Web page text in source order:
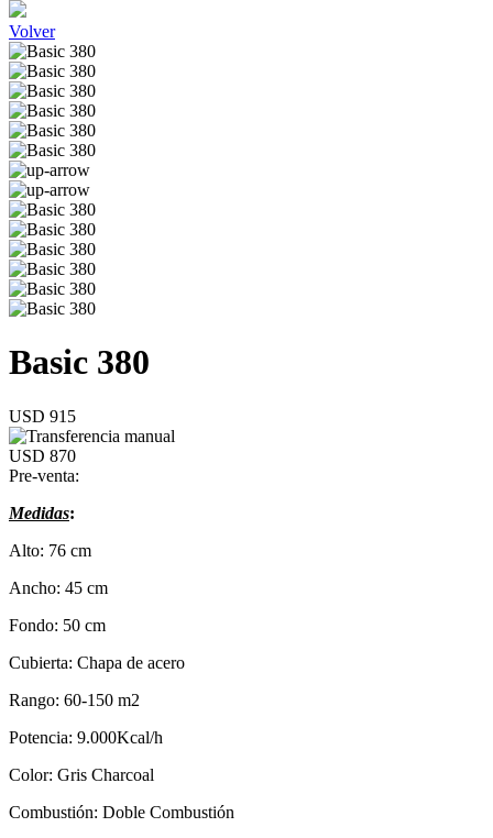
Volver
Basic 380
USD 915
USD 870
Pre-venta:
Medidas:
Alto: 76 cm
Ancho: 45 cm
Fondo: 50 cm
Cubierta: Chapa de acero
Rango: 60-150 m2
Potencia: 9.000Kcal/h
Color: Gris Charcoal
Combustión: Doble Combustión